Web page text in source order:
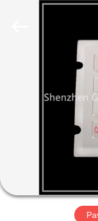
PRODUITS
DE
NOUS